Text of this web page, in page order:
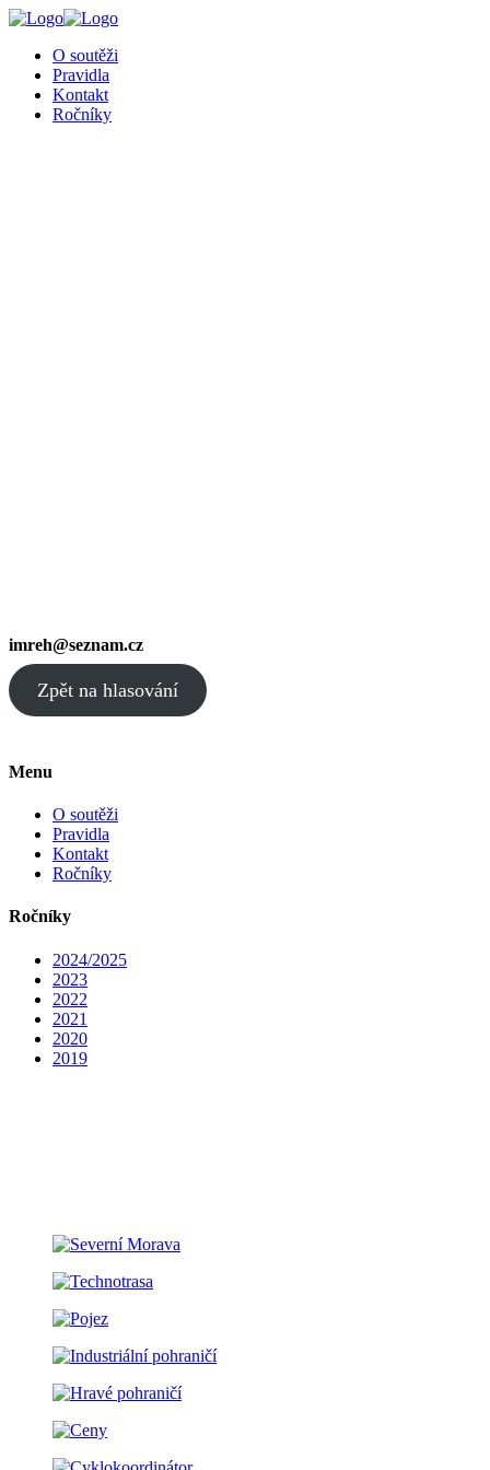
O soutěži
Pravidla
Kontakt
Ročníky
imreh@seznam.cz
Zpět na hlasování
Menu
O soutěži
Pravidla
Kontakt
Ročníky
Ročníky
2024/2025
2023
2022
2021
2020
2019